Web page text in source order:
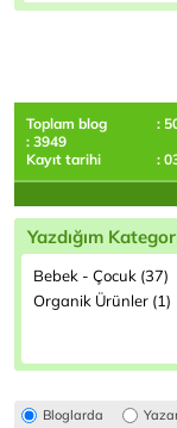
Toplam blog
:
: 3949
Kayıt tarihi
:
Yazdığım
Bebek - Çocuk (37)
Organik Ürünler (1)
Bloglarda